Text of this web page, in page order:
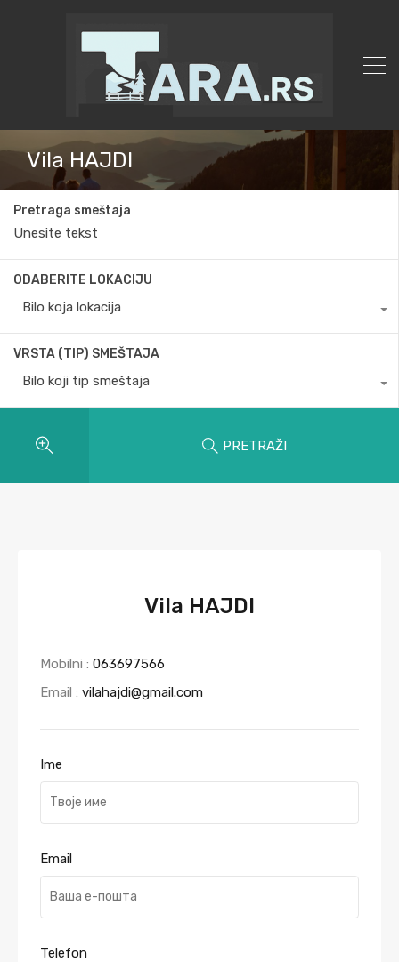
Vila HAJDI
Pretraga smeštaja
ODABERITE LOKACIJU
Bilo koja lokacija
VRSTA (TIP) SMEŠTAJA
Bilo koji tip smeštaja
PRETRAŽI
Vila HAJDI
Mobilni : 063697566
Email : vilahajdi@gmail.com
Ime
Email
Telefon